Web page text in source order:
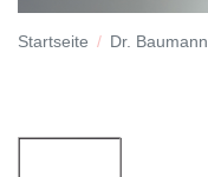
Startseite Dr. Baumann